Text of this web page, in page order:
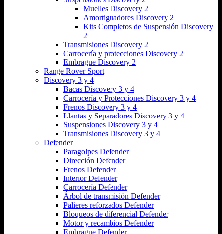
Muelles Discovery 2
Amortiguadores Discovery 2
Kits Completos de Suspensión Discovery
2
Transmisiones Discovery 2
Carrocería y protecciones Discovery 2
Embrague Discovery 2
Range Rover Sport
Discovery 3 y 4
Bacas Discovery 3 y 4
Carrocería y Protecciones Discovery 3 y 4
Frenos Discovery 3 y 4
Llantas y Separadores Discovery 3 y 4
Suspensiones Discovery 3 y 4
Transmisiones Discovery 3 y 4
Defender
Paragolpes Defender
Dirección Defender
Frenos Defender
Interior Defender
Carrocería Defender
Árbol de transmisión Defender
Palieres reforzados Defender
Bloqueos de diferencial Defender
Motor y recambios Defender
Embrague Defender